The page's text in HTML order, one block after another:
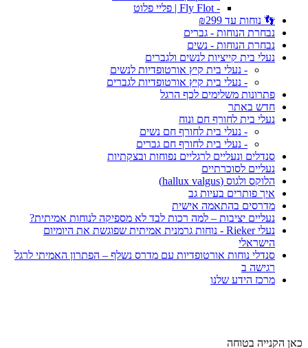
- Fly Flot | פליי פלוט
👣 נוחות עד ₪299
נבחרת הנוחות - גברים
נבחרת הנוחות - נשים
נעלי בית קייציות לנשים ולגברים
- נעלי בית קיץ אורטופדיות לנשים
- נעלי בית קיץ אורטופדיות לגברים
פתרונות משלימים לכף הרגל
חדש באתר
נעלי בית לחורף חם ונוח
- נעלי בית לחורף חם נשים
- נעלי בית לחורף חם גברים
סנדלים ונעליים לרגליים נפוחות ובצקתיות
נעליים לסוכרתיים
הלוקס ולגוס (hallux valgus)
איך פותרים בעיות גב
מדרסים בהתאמה אישית
נעליים יציבות – למה רכות לבד לא מספיקה לנוחות אמיתית?
נעלי Rieker - נוחות גרמנית אמיתית שפוגשת את היומיום
הישראלי
סנדלי נוחות אורטופדיות עם מדרס נשלף – הפתרון האמיתי לרגל
רגישה ב
מרכז הידע שלנו
כאן הקנייה בטוחה